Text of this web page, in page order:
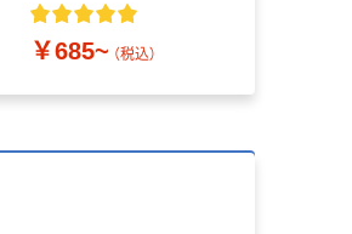
￥685~ （税込）